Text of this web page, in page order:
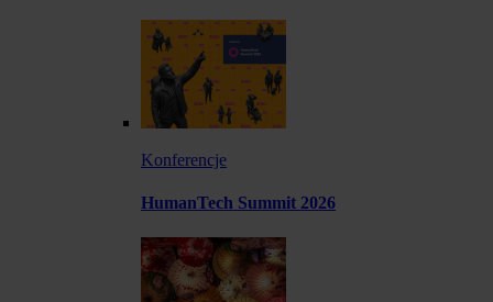
Konferencje
HumanTech Summit 2026